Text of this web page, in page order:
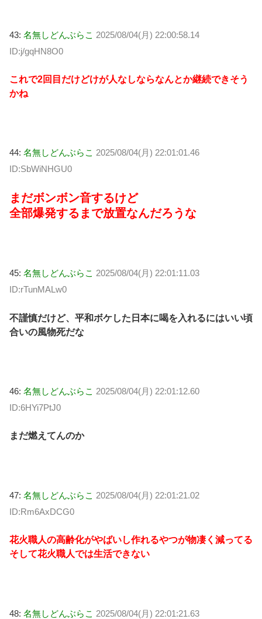
43: 名無しどんぶらこ 2025/08/04(月) 22:00:58.14
ID:j/gqHN8O0
これで2回目だけどけが人なしならなんとか継続できそう
かね
44: 名無しどんぶらこ 2025/08/04(月) 22:01:01.46
ID:SbWiNHGU0
まだボンボン音するけど
全部爆発するまで放置なんだろうな
45: 名無しどんぶらこ 2025/08/04(月) 22:01:11.03
ID:rTunMALw0
不謹慎だけど、平和ボケした日本に喝を入れるにはいい頃
合いの風物死だな
46: 名無しどんぶらこ 2025/08/04(月) 22:01:12.60
ID:6HYi7PtJ0
まだ燃えてんのか
47: 名無しどんぶらこ 2025/08/04(月) 22:01:21.02
ID:Rm6AxDCG0
花火職人の高齢化がやばいし作れるやつが物凄く減ってる
そして花火職人では生活できない
48: 名無しどんぶらこ 2025/08/04(月) 22:01:21.63